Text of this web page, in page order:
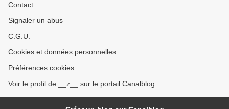
Contact
Signaler un abus
C.G.U.
Cookies et données personnelles
Préférences cookies
Voir le profil de __z__ sur le portail Canalblog